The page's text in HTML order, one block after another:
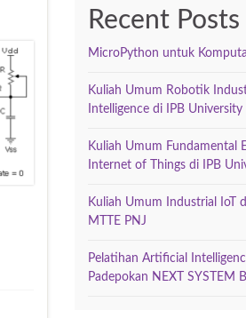
Recent Posts
MicroPython untuk
Kuliah Umum Robotik
Intelligence di IPB University
Kuliah Umum Fundamental
Internet of Things di IPB
Kuliah Umum Industrial IoT
MTTE PNJ
Pelatihan Artificial
Padepokan NEXT SYSTEM